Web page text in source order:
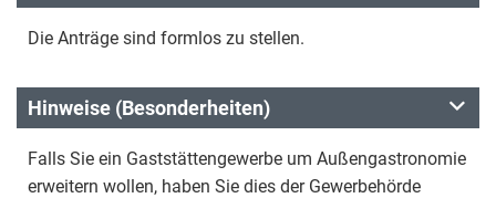
Die Anträge sind formlos zu stellen.
Hinweise (Besonderheiten)
Falls Sie ein Gaststättengewerbe um Außengastronomie
erweitern wollen, haben Sie dies der Gewerbehörde